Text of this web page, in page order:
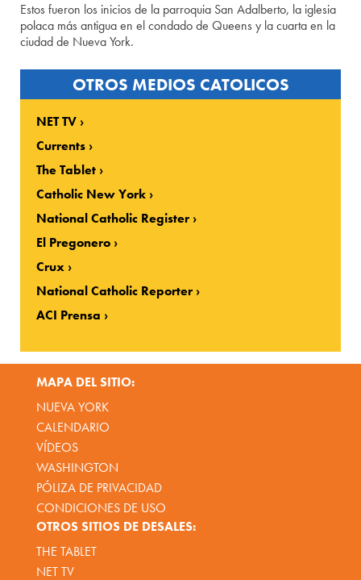
Estos fueron los inicios de la parroquia San Adalberto, la iglesia
polaca más antigua en el condado de Queens y la cuarta en la
ciudad de Nueva York.
OTROS MEDIOS CATOLICOS
NET TV
Currents
The Tablet
Catholic New York
National Catholic Register
El Pregonero
Crux
National Catholic Reporter
ACI Prensa
MAPA DEL SITIO:
NUEVA YORK
CALENDARIO
VÍDEOS
WASHINGTON
PÓLIZA DE PRIVACIDAD
CONDICIONES DE USO
OTROS SITIOS DE DESALES:
THE TABLET
NET TV